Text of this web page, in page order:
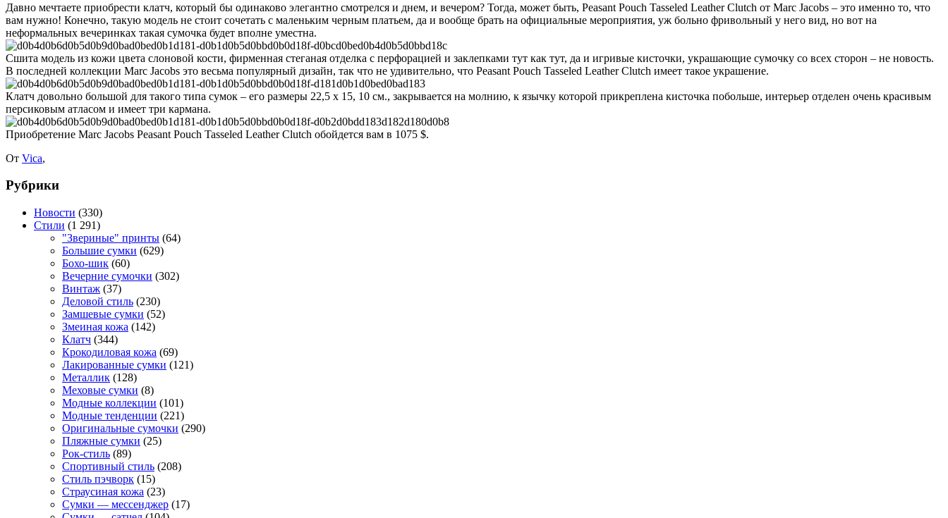
Давно мечтаете приобрести клатч, который бы одинаково элегантно смотрелся и днем, и вечером? Тогда, может быть, Peasant Pouch Tasseled Leather Clutch от Marc Jacobs – это именно то, что
вам нужно! Конечно, такую модель не стоит сочетать с маленьким черным платьем, да и вообще брать на официальные мероприятия, уж больно фривольный у него вид, но вот на
неформальных вечеринках такая сумочка будет вполне уместна.
Сшита модель из кожи цвета слоновой кости, фирменная стеганая отделка с перфорацией и заклепками тут как тут, да и игривые кисточки, украшающие сумочку со всех сторон – не новость.
В последней коллекции Marc Jacobs это весьма популярный дизайн, так что не удивительно, что Peasant Pouch Tasseled Leather Clutch имеет такое украшение.
Клатч довольно большой для такого типа сумок – его размеры 22,5 х 15, 10 см., закрывается на молнию, к язычку которой прикреплена кисточка побольше, интерьер отделен очень красивым
персиковым атласом и имеет три кармана.
Приобретение Marc Jacobs Peasant Pouch Tasseled Leather Clutch обойдется вам в 1075 $.
От Vica,
Рубрики
Новости (330)
Стили (1 291)
"Звериные" принты (64)
Большие сумки (629)
Бохо-шик (60)
Вечерние сумочки (302)
Винтаж (37)
Деловой стиль (230)
Замшевые сумки (52)
Змеиная кожа (142)
Клатч (344)
Крокодиловая кожа (69)
Лакированные сумки (121)
Металлик (128)
Меховые сумки (8)
Модные коллекции (101)
Модные тенденции (221)
Оригинальные сумочки (290)
Пляжные сумки (25)
Рок-стиль (89)
Спортивный стиль (208)
Стиль пэчворк (15)
Страусиная кожа (23)
Сумки — мессенджер (17)